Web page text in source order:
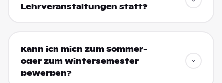
Lehrveranstaltungen statt?
Kann ich mich zum Sommer-
oder zum Wintersemester
bewerben?